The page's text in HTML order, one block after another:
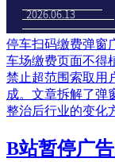
停车扫码缴费弹窗
车场缴费页面不得
禁止超范围索取用
成。文章拆解了弹
整治后行业的变化
B站暂停广